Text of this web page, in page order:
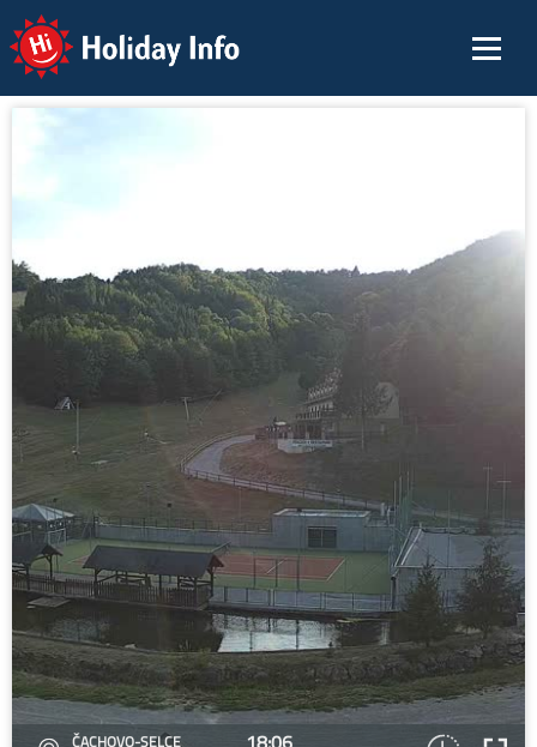
Holiday Info
ČACHOVO-SELCE